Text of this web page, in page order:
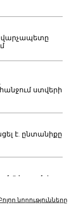
նորությունները
վարչապետը
ստվերի
է. ընտանիքը
5 հայ ըմբիշ